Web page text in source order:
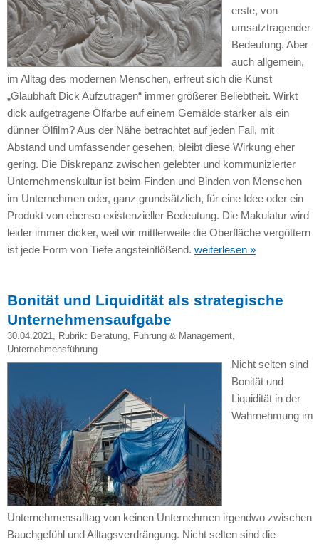
erste, von
umsatztragender
Bedeutung. Aber
auch allgemein,
im Alltag des modernen Menschen, erfreut sich die Kunst
„Glaubhaft Dick Aufzutragen“ immer größerer Beliebtheit. Wirkt
dick aufgetragene Ölfarbe auf einem Gemälde stärker als ein
dünner Ölfilm? Aus der Nähe betrachtet auf jeden Fall, mit
Abstand und umfassender gesehen, bleibt diese Wirkung eher
gering. Die Diskrepanz zwischen gelebter und kommunizierter
Unternehmenskultur ist beim Finden und Binden von Menschen
im Unternehmen oder, ganz grundsätzlich, für eine Idee oder ein
Produkt von ebenso existenzieller Bedeutung. Die Makulatur wird
leider immer dicker, weil wir mittlerweile die Oberfläche vergöttern
ist jede Form von Tiefe angsteinflößend. weiterlesen »
Bonität und Liquidität als strategische
Unternehmensaufgabe
30.04.2021 , Rubrik: Beratung, Führung & Management,
Unternehmensführung
Nicht selten sind
Bonität und
Liquidität in der
Wahrnehmung im
Unternehmensalltag von keinen Unternehmen irgendwo zwischen
Bauchgefühl und Alltagsverdrängung. Nicht selten sind die